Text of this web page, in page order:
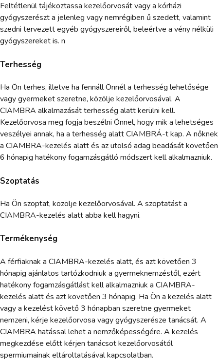
Feltétlenül tájékoztassa kezelőorvosát vagy a kórházi
gyógyszerészt a jelenleg vagy nemrégiben ű szedett, valamint
szedni tervezett egyéb gyógyszereiről, beleértve a vény nélküli
gyógyszereket is. n
Terhesség
Ha Ön terhes, illetve ha fennáll Önnél a terhesség lehetősége
vagy gyermeket szeretne, közölje kezelőorvosával. A
CIAMBRA alkalmazását terhesség alatt kerülni kell.
Kezelőorvosa meg fogja beszélni Önnel, hogy mik a lehetséges
veszélyei annak, ha a terhesség alatt CIAMBRÁ-t kap. A nőknek
a CIAMBRA-kezelés alatt és az utolsó adag beadását követően
6 hónapig hatékony fogamzásgátló módszert kell alkalmazniuk.
Szoptatás
Ha Ön szoptat, közölje kezelőorvosával. A szoptatást a
CIAMBRA-kezelés alatt abba kell hagyni.
Termékenység
A férfiaknak a CIAMBRA-kezelés alatt, és azt követően 3
hónapig ajánlatos tartózkodniuk a gyermeknemzéstől, ezért
hatékony fogamzásgátlást kell alkalmazniuk a CIAMBRA-
kezelés alatt és azt követően 3 hónapig. Ha Ön a kezelés alatt
vagy a kezelést követő 3 hónapban szeretne gyermeket
nemzeni, kérje kezelőorvosa vagy gyógyszerésze tanácsát. A
CIAMBRA hatással lehet a nemzőképességére. A kezelés
megkezdése előtt kérjen tanácsot kezelőorvosától
spermiumainak eltároltatásával kapcsolatban.